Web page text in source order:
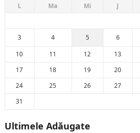
L Ma Mi J
3
4 5 6
10
11 12 13
17
18 19 20
24
25 26 27
31
Ultimele Adăugate